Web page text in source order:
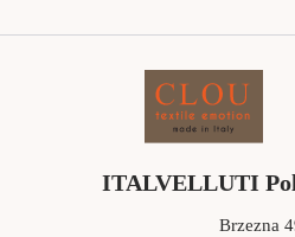
ITALVELLUTI
Brzezna